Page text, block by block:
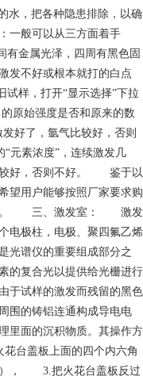
水，把各种隐患排除，以确
一般可以从三方面着手
有金属光泽，四周有黑色固
发不好或根本就打的白点
样，打开“显示选择”下拉
原始强度是否和原来的数
好了，氩气比较好，否则
素浓度”，连续激发几
较好，否则不好。 鉴于以
望用户能够按照厂家要求购
量。 三、激发室： 激发
电极柱，电极、聚四氟乙烯
光谱仪的重要组成部分之
的复合光以提供给光栅进行
试样的激发而残留的黑色
围的铸铝连通构成导电电
里面的沉积物质。其操作方
盖板上面的四个内六角
）， 3.把火花台盖板反过